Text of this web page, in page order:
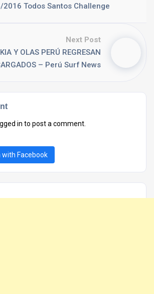
2016 Todos Santos Challenge
Next Post
KIA Y OLAS PERÚ REGRESAN
– Perú Surf News
in to post a comment.
with Facebook